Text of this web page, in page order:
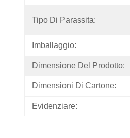
Tipo Di Parassita:
Imballaggio:
Dimensione Del Prodotto:
Dimensioni Di Cartone:
Evidenziare: